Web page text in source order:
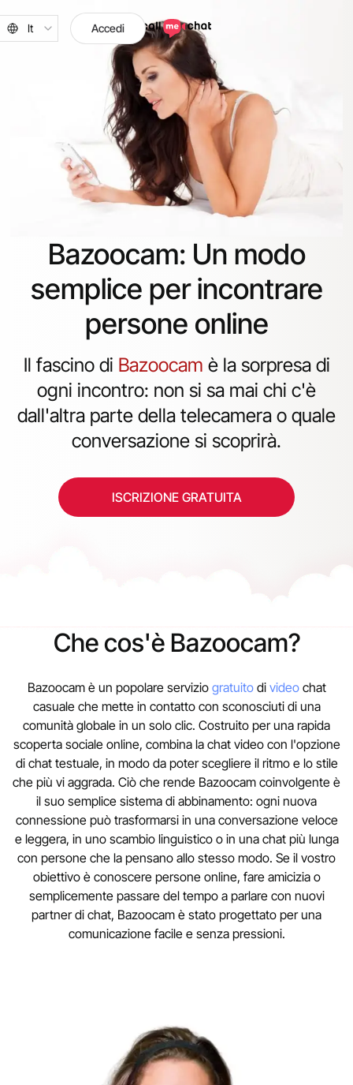
Bazoocam: Un modo
semplice per incontrare
persone online
Il fascino di Bazoocam è la sorpresa di
ogni incontro: non si sa mai chi c'è
dall'altra parte della telecamera o quale
conversazione si scoprirà.
ISCRIZIONE GRATUITA
It Accedi
Che cos'è Bazoocam?
Bazoocam è un popolare servizio gratuitodi videochat
casuale che mette in contatto con sconosciuti di una
comunità globale in un solo clic. Costruito per una rapida
scoperta sociale online, combina la chat video con l'opzione
di chat testuale, in modo da poter scegliere il ritmo e lo stile
che più vi aggrada. Ciò che rende Bazoocam coinvolgente è
il suo semplice sistema di abbinamento: ogni nuova
connessione può trasformarsi in una conversazione veloce
e leggera, in uno scambio linguistico o in una chat più lunga
con persone che la pensano allo stesso modo. Se il vostro
obiettivo è conoscere persone online, fare amicizia o
semplicemente passare del tempo a parlare con nuovi
partner di chat, Bazoocam è stato progettato per una
comunicazione facile e senza pressioni.